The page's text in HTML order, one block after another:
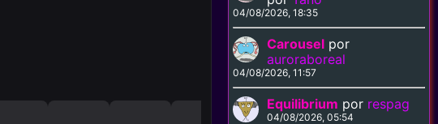
04/08/2026, 18:35
Carousel por
auroraboreal
04/08/2026, 11:57
Equilibrium por respag
04/08/2026, 05:54